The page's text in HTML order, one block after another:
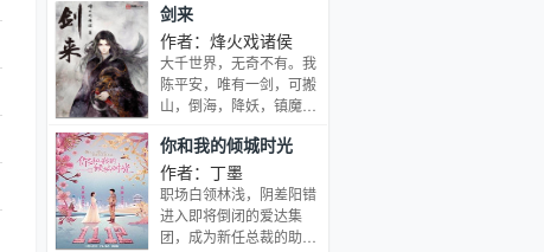
间无人问津的博物馆，一
面汉武帝时期的刻虎腰
牌，让卫渊成为当代最后
一位司隶校尉，带他前往
古往今来诸多妖异之事。
古今稀奇事，子不语怪力
乱神，姑妄言之，姑妄听
之。姑且斩之。一柄八
线。 问世间情为何物，
那些经历过的喜怒哀乐，
大约是爱。
剑来
作者：烽火戏诸侯
大千世界，无奇不有。我
陈平安，唯有一剑，可搬
山，倒海，降妖，镇魔，
城，开天！我叫陈平安，
平平安安的平安。我是一
名剑客。
你和我的倾城时光
作者：丁墨
职场白领林浅，阴差阳错
进入即将倒闭的爱达集
团，成为新任总裁的助